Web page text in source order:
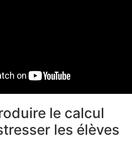
le calcul
les élèves